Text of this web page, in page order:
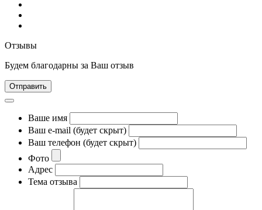
Отзывы
Будем благодарны за Ваш отзыв
Отправить
Ваше имя
Ваш e-mail (будет скрыт)
Ваш телефон (будет скрыт)
Фото
Адрес
Тема отзыва